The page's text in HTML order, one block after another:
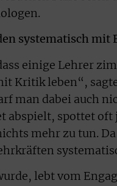
systematisch mit
einige Lehrer
Kritik leben“,
man dabei auch
spottet oft
mehr zu tun.
lebt vom